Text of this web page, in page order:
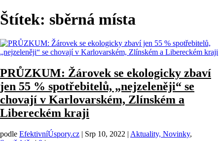
Štítek: sběrná místa
PRŮZKUM: Žárovek se ekologicky zbaví
jen 55 % spotřebitelů, „nejzeleněji“ se
chovají v Karlovarském, Zlínském a
Libereckém kraji
podle EfektivníÚspory.cz | Srp 10, 2022 | Aktuality, Novinky,